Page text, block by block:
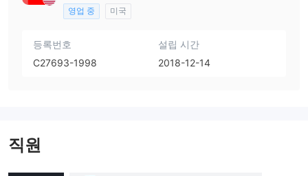
영업 중 미국
등록번호
C27693-1998
설립 시간
2018-12-14
직원